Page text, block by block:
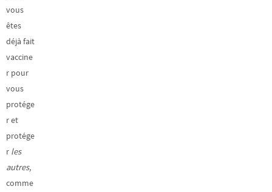
vous
êtes
déjà fait
vaccine
r pour
vous
protége
r et
protége
r les
autres,
comme